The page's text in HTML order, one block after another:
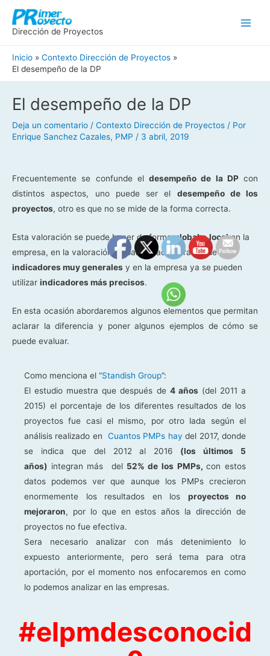
contenido
Dirección de Proyectos
Inicio
Contexto Dirección de Proyectos
El desempeño de la DP
El desempeño de la DP
Deja un comentario / Contexto Dirección de Proyectos / Por
Enrique Sanchez Cazales, PMP / 3 abril, 2019
Frecuentemente se confunde el desempeño de la DPcon
distintos aspectos, uno puede ser el desempeño de los
proyectos, otro es que no se mide de la forma correcta.
Esta valoración se puede hacer de formaglobalolocalen la
empresa, en la valoración global se hace a través de
indicadores muy generales y en la empresa ya se pueden
utilizar indicadores más precisos.
En esta ocasión abordaremos algunos elementos que permitan
aclarar la diferencia y poner algunos ejemplos de cómo se
puede evaluar.
Como menciona el “Standish Group”:
El estudio muestra que después de 4 años(del 2011 a
2015) el porcentaje de los diferentes resultados de los
proyectos fue casi el mismo, por otro lada según el
análisis realizado en Cuantos PMPs hay del 2017, donde
se indica que del 2012 al 2016 (los últimos 5
años) integran más del52% de los PMPs,con estos
datos podemos ver que aunque los PMPs crecieron
enormemente los resultados en los proyectos no
mejoraron, por lo que en estos años la dirección de
proyectos no fue efectiva.
Sera necesario analizar con más detenimiento lo
expuesto anteriormente, pero será tema para otra
aportación, por el momento nos enfocaremos en como
lo podemos analizar en las empresas.
#elpmdesconocid
de